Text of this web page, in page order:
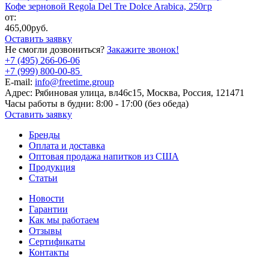
Кофе зерновой Regola Del Tre Dolce Arabica, 250гр
от:
465,00руб.
Оставить заявку
Не смогли дозвониться? Закажите звонок!
+7 (495) 266-06-06
+7 (999) 800-00-85
E-mail: info@freetime.group
Адрес: Рябиновая улица, вл46с15, Москва, Россия, 121471
Часы работы в будни: 8:00 - 17:00 (без обеда)
Оставить заявку
Бренды
Оплата и доставка
Оптовая продажа напитков из США
Продукция
Статьи
Новости
Гарантии
Как мы работаем
Отзывы
Сертификаты
Контакты